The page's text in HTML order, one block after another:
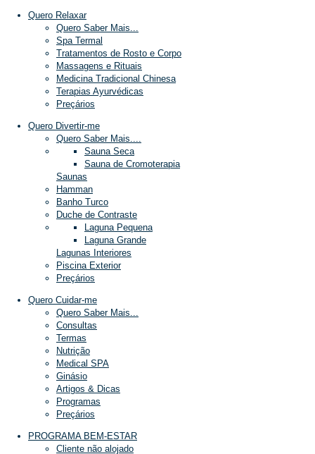
Quero Relaxar
Quero Saber Mais...
Spa Termal
Tratamentos de Rosto e Corpo
Massagens e Rituais
Medicina Tradicional Chinesa
Terapias Ayurvédicas
Preçários
Quero Divertir-me
Quero Saber Mais....
Sauna Seca
Sauna de Cromoterapia
Saunas
Hamman
Banho Turco
Duche de Contraste
Laguna Pequena
Laguna Grande
Lagunas Interiores
Piscina Exterior
Preçários
Quero Cuidar-me
Quero Saber Mais...
Consultas
Termas
Nutrição
Medical SPA
Ginásio
Artigos & Dicas
Programas
Preçários
PROGRAMA BEM-ESTAR
Cliente não alojado